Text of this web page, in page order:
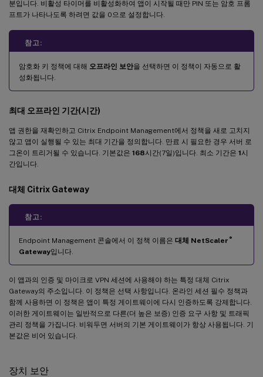
분입니다. 비활성 타이머를 비활성화하여 앱이 시작될 때만 PIN 또는 암호 프롬
프트가 나타나도록 하려면 값을 0으로 설정합니다.
참고:
암호화 키 정책에 대해 오프라인 보안을 선택하면 이 정책이 자동으로 활
성화됩니다.
최대 오프라인 기간(시간)
앱 권한을 재확인하고 Citrix Endpoint Management에서 정책을 새로 고치지
않고 앱이 실행될 수 있는 최대 기간을 정의합니다. 만료 시 필요한 경우 서버 로
그온이 트리거될 수 있습니다. 기본값은 168시간(7일)입니다. 최소 기간은 1시
간입니다.
대체 Citrix Gateway
참고:
Endpoint Management 콘솔에서 이 정책 이름은 대체 NetScaler ®
Gateway입니다.
이 앱과의 인증 및 마이크로 VPN 세션에 사용해야 하는 특정 대체 Citrix
Gateway의 주소입니다. 이 정책은 선택 사항입니다. 온라인 세션 필수 정책과
함께 사용하면 이 정책은 앱이 특정 게이트웨이에 다시 인증하도록 강제합니다.
이러한 게이트웨이는 일반적으로 다른(더 높은 보증) 인증 요구 사항 및 트래픽
관리 정책을 가집니다. 비워두면 서버의 기본 게이트웨이가 항상 사용됩니다. 기
본값은 비어 있습니다.
장치 보안